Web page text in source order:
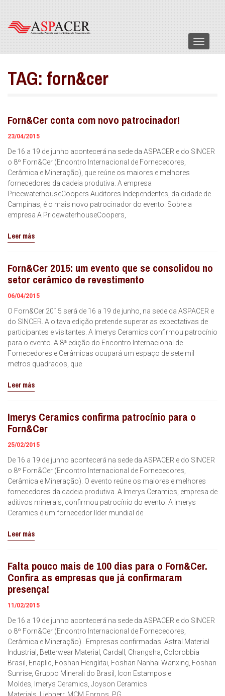
Menu
TAG: forn&cer
Forn&Cer conta com novo patrocinador!
23/04/2015
De 16 a 19 de junho acontecerá na sede da ASPACER e do SINCER
o 8º Forn&Cer (Encontro Internacional de Fornecedores,
Cerâmica e Mineração), que reúne os maiores e melhores
fornecedores da cadeia produtiva. A empresa
PricewaterhouseCoopers Auditores Independentes, da cidade de
Campinas, é o mais novo patrocinador do evento. Sobre a
empresa A PricewaterhouseCoopers,
Leer más
Forn&Cer 2015: um evento que se consolidou no
setor cerâmico de revestimento
06/04/2015
O Forn&Cer 2015 será de 16 a 19 de junho, na sede da ASPACER e
do SINCER. A oitava edição pretende superar as expectativas de
participantes e visitantes. A Imerys Ceramics confirmou patrocínio
para o evento. A 8ª edição do Encontro Internacional de
Fornecedores e Cerâmicas ocupará um espaço de sete mil
metros quadrados, que
Leer más
Imerys Ceramics confirma patrocínio para o
Forn&Cer
25/02/2015
De 16 a 19 de junho acontecerá na sede da ASPACER e do SINCER
o 8º Forn&Cer (Encontro Internacional de Fornecedores,
Cerâmica e Mineração). O evento reúne os maiores e melhores
fornecedores da cadeia produtiva. A Imerys Ceramics, empresa de
aditivos minerais, confirmou patrocínio do evento. A Imerys
Ceramics é um fornecedor líder mundial de
Leer más
Falta pouco mais de 100 dias para o Forn&Cer.
Confira as empresas que já confirmaram
presença!
11/02/2015
De 16 a 19 de junho acontecerá na sede da ASPACER e do SINCER
o 8º Forn&Cer (Encontro Internacional de Fornecedores,
Cerâmica e Mineração). Empresas confirmadas: Astral Material
Industrial, Betterwear Material, Cardall, Changsha, Colorobbia
Brasil, Enaplic, Foshan Henglitai, Foshan Nanhai Wanxing, Foshan
Sunrise, Gruppo Minerali do Brasil, Icon Estampos e
Moldes, Imerys Ceramics, Joyson Ceramics